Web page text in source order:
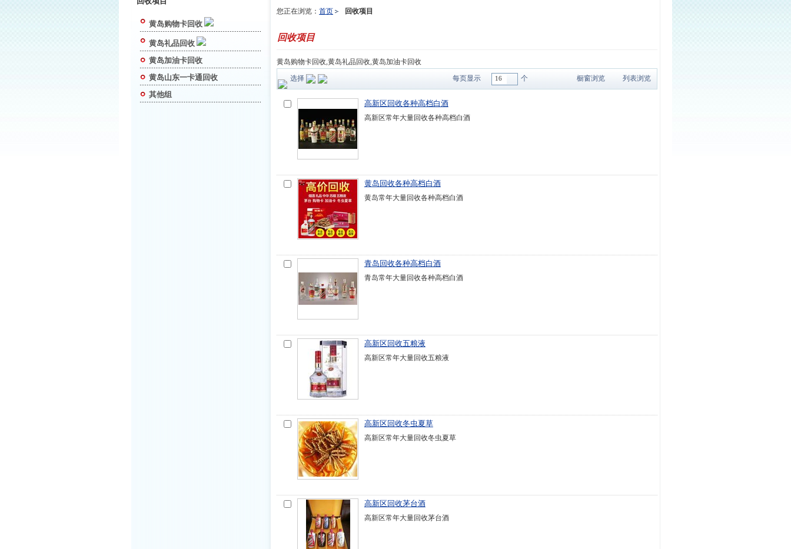
黄岛购物卡回收
黄岛礼品回收
黄岛加油卡回收
黄岛山东一卡通回收
其他组
您正在浏览： 首页 回收项目
回收项目
黄岛购物卡回收,黄岛礼品回收,黄岛加油卡回收
选择
每页显示 16 个 橱窗浏览 列表浏览
高新区回收各种高档白酒
高新区常年大量回收各种高档白酒
黄岛回收各种高档白酒
黄岛常年大量回收各种高档白酒
青岛回收各种高档白酒
青岛常年大量回收各种高档白酒
高新区回收五粮液
高新区常年大量回收五粮液
高新区回收冬虫夏草
高新区常年大量回收冬虫夏草
高新区回收茅台酒
高新区常年大量回收茅台酒